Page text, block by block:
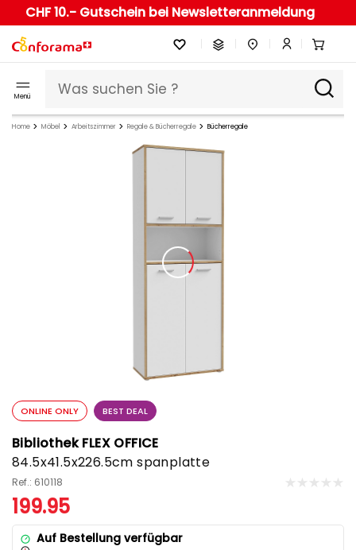
CHF 10.- Gutschein bei Newsletteranmeldung
Menü
Home Möbel Arbeitszimmer Regale & Bücherregale Bücherregale
ONLINE ONLY BEST DEAL
Bibliothek FLEX OFFICE
84.5x41.5x226.5cm spanplatte
Ref.: 610118
199.95
Auf Bestellung verfügbar